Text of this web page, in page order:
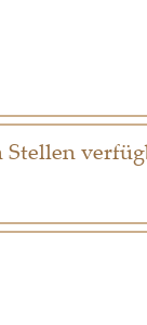
Stellen